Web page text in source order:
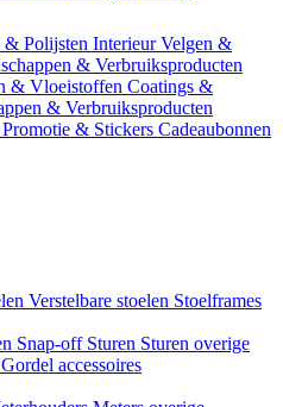
& Polijsten InterieurVelgen &
& Verbruiksproducten
& Vloeistoffen Coatings &
& Verbruiksproducten
Promotie & Stickers Cadeaubonnen
Verstelbare stoelen Stoelframes
Snap-off Sturen Sturen overige
Gordel accessoires